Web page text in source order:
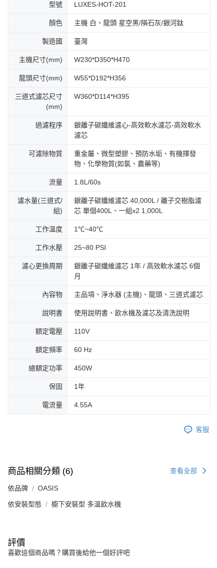
型號 LUXES-HOT-201
顏色 主機 白、龍頭 星空黑/隕石灰/銀河鈦
製造國 臺灣
主機尺寸(mm) W230*D350*H470
龍頭尺寸(mm) W55*D192*H356
三道式濾芯尺寸
(mm)
W360*D114*H395
過濾程序
銀離子碳纖維濾心-高效軟水濾芯-高效軟水
濾芯
可濾除物質
重金屬、微型塑膠、預防水垢、有機揮發
物、化學物質(如氯、農藥等)
流量 1.8L/60s
濾水量(三道式/
組)
銀離子碳纖維濾芯 40,000L / 離子交樹脂濾
芯 單個400L、一組x2 1,000L
工作溫度 1℃~40℃
工作水壓 25~80 PSI
濾心更換周期
銀離子碳纖維濾芯 1年 / 高效軟水濾芯 6個
月
內容物 主品項、淨水器 (主機)、龍頭、三道式濾芯
說明書 使用說明書、飲水機及濾芯及清洗說明
額定電壓 110V
額定頻率 60 Hz
總額定功率 450W
保固 1年
電流量 4.55A
客服
商品相關分類 (6) 查看全部
依品牌 OASIS
依安裝型態 櫥下安裝型 多溫飲水機
評價
喜歡這個商品嗎？購買後給他一個好評吧